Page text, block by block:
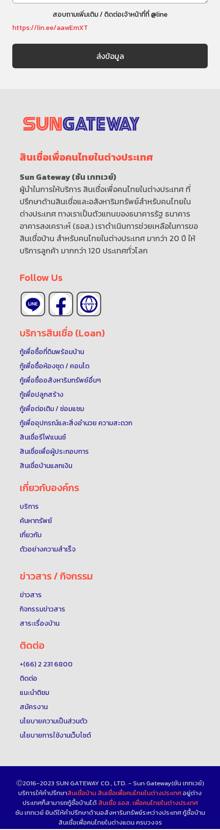
สอบถามเพิ่มเติม / ติดต่อเจ้าหน้าที่ที่ @line
https://lin.ee/aawEmXT
สินเชื่อเพื่อคนไทยในต่างประเทศ
Sun Gateway (ซัน เกทเวย์)
ผู้นำในการให้บริการ สินเชื่อเพื่อคนไทยในต่างประเทศ ที่
ปรึกษาด้านสินเชื่อและอสังหาริมทรัพย์สำหรับคนไทยใน
ต่างประเทศ ทางเราเป็นตัวแทนของธนาคารรัฐ ธนาคาร
อาคารสงเคราะห์ (ธอส.) เราดำเนินการช่วยเหลือในการขอ
สินเชื่อบ้าน สำหรับคนไทยในต่างประเทศ มากว่า 20 ปี ให้
บริการลูกค้า มากกว่า 120 ประเทศทั่วโลก
Follow Us
บริการสินเชื่อ (Loan)
กู้เพื่อซื้อที่ดินพร้อมบ้าน
กู้เพื่อซื้อห้องชุด / คอนโด
กู้เพื่อซื้ออสังหาริมทรัพย์อื่นๆ
กู้เพื่อปลูกสร้าง
กู้เพื่อต่อเติม / ซ่อมแซม
กู้เพื่ออุปกรณ์และสิ่งอำนวย ความสะดวก
สินเชื่อรีไฟแนนซ์
สินเชื่อเพื่อผู้ประกอบการ
สินเชื่อบ้านแลกเงิน
เกี่ยวกับองค์กร
บริการ
ค้นหาทรัพย์
เกี่ยวกับ
ตัวอย่างความสำเร็จ
ข่าวสาร / กิจกรรม
ข่าวสาร
กิจกรรมข่าวสาร
สาระเรื่องบ้าน
ติดต่อ
+(66) 2 231 6800
ติดต่อ
แนะนำติชม
สมัครงาน
นโยบายความเป็นส่วนตัว
นโยบายการใช้งานเว็บไซต์
Ⓒ2016-2023 SUN GATEWAY CO., LTD. - Sun Gateway(ซัน เกทเวย์)
บริการให้คำปรึกษาสินเชื่อบ้านสินเชื่อเพื่อคนไทยในต่างประเทศอยู่ต่าง
ประเทศก็สามารถกู้ซื้อบ้านได้สินเชื่อ ธอส. เพื่อคนไทยในต่างประเทศ
ซัน เกทเวย์ ยินดีให้คำปรึกษาด้านอสังหาริมทรัพย์ระหว่างประเทศ กู้ซื้อบ้าน
สินเชื่อเพื่อคนไทยในต่างแดน ครบวงจร